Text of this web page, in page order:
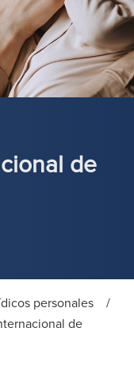
de
personales
/
de